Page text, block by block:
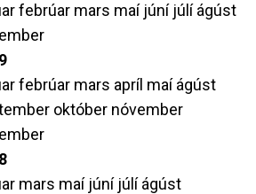
febrúar mars maí júní júlíágúst
febrúar mars apríl maíágúst
október nóvember
mars maí júní júlíágúst